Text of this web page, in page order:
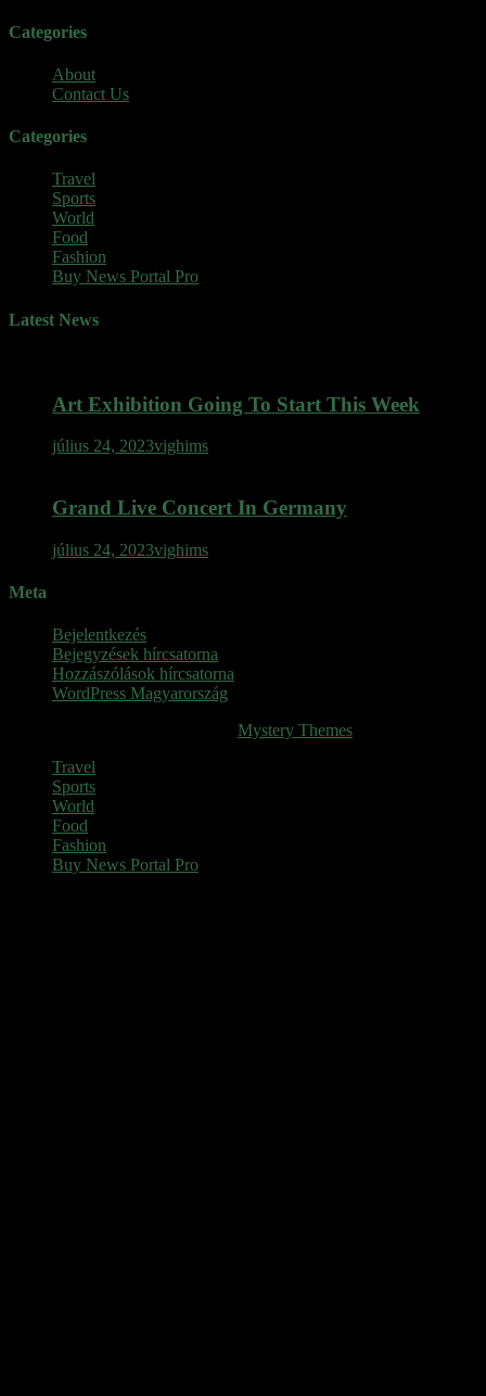
Categories
About
Contact Us
Categories
Travel
Sports
World
Food
Fashion
Buy News Portal Pro
Latest News
Art Exhibition Going To Start This Week
július 24, 2023vighims
Grand Live Concert In Germany
július 24, 2023vighims
Meta
Bejelentkezés
Bejegyzések hírcsatorna
Hozzászólások hírcsatorna
WordPress Magyarország
Mystery Themes
Travel
Sports
World
Food
Fashion
Buy News Portal Pro